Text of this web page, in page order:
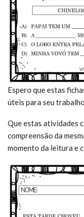
Espero que estas
úteis para seu
Que estas atividades
compreensão da
momento da leitura e